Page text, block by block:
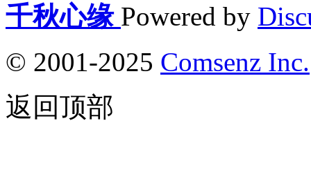
千秋心缘 Powered by
© 2001-2025 Comsenz Inc.
返回顶部